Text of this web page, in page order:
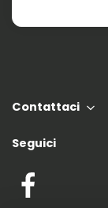
Contattaci
Seguici